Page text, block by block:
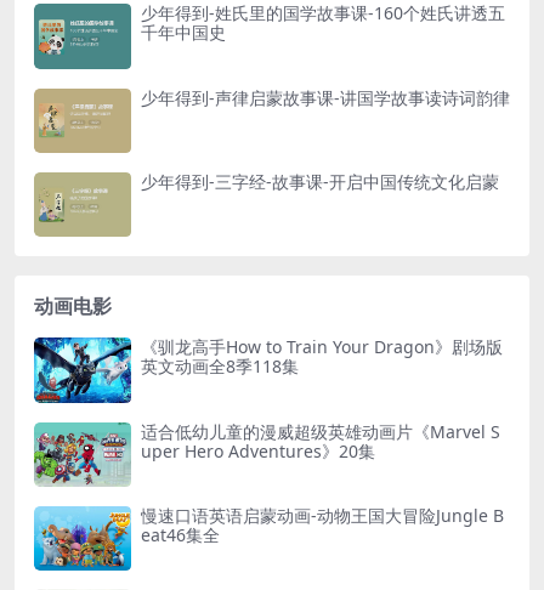
少年得到-姓氏里的国学故事课-160个姓氏讲透五
千年中国史
少年得到-声律启蒙故事课-讲国学故事读诗词韵律
少年得到-三字经-故事课-开启中国传统文化启蒙
动画电影
《驯龙高手How to Train Your Dragon》剧场版
英文动画全8季118集
适合低幼儿童的漫威超级英雄动画片《Marvel S
uper Hero Adventures》20集
慢速口语英语启蒙动画-动物王国大冒险Jungle B
eat46集全